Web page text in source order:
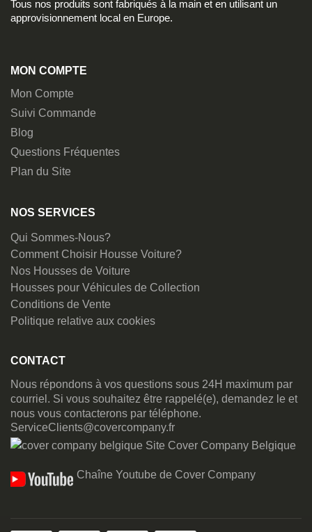
Tous nos produits sont fabriqués à la main et en utilisant un
approvisionnement local en Europe.
MON COMPTE
Mon Compte
Suivi Commande
Blog
Questions Fréquentes
Plan du Site
NOS SERVICES
Qui Sommes-Nous?
Comment Choisir Housse Voiture?
Nos Housses de Voiture
Housses pour Véhicules de Collection
Conditions de Vente
Politique relative aux cookies
CONTACT
Nous répondons à vos questions sous 24H maximum par
courriel. Si vous souhaitez être rappelé(e), demandez le et
nous vous contacterons par téléphone.
ServiceClients@covercompany.fr
Site Cover Company Belgique
Chaîne Youtube de Cover Company